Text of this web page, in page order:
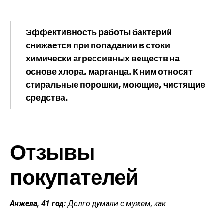
Эффективность работы бактерий
снижается при попадании в стоки
химически агрессивных веществ на
основе хлора, марганца. К ним относят
стиральные порошки, моющие, чистящие
средства.
Отзывы
покупателей
Анжела, 41 год:Долго думали с мужем, как